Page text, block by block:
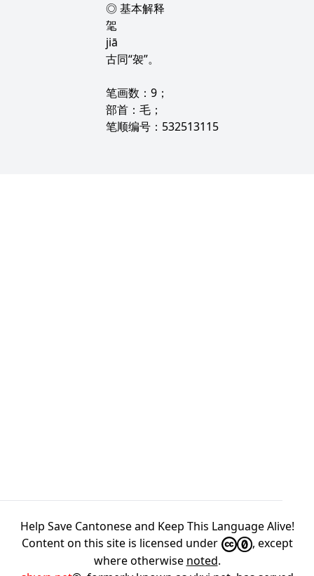
◎ 基本解释
毠
jiā
古同“袈”。
笔画数：9；
部首：毛；
笔顺编号：532513115
Help Save Cantonese and Keep This Language Alive!
Content on this site is licensed under
, except
where otherwise noted.